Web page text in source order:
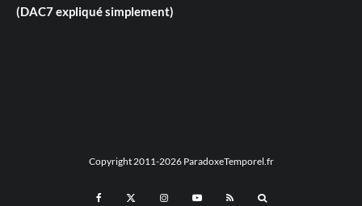
(DAC7 expliqué simplement)
Copyright 2011-2026 ParadoxeTemporel.fr